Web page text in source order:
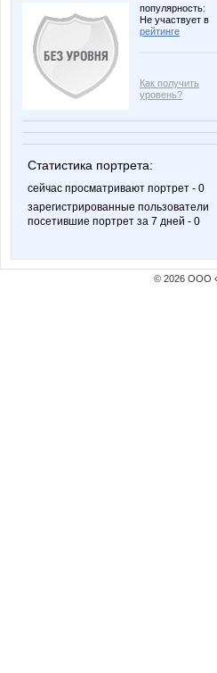
популярность:
Не участвует в
рейтинге
Как получить
уровень?
Статистика портрета:
сейчас просматривают портрет - 0
зарегистрированные пользователи
посетившие портрет за 7 дней - 0
© 2026 ООО